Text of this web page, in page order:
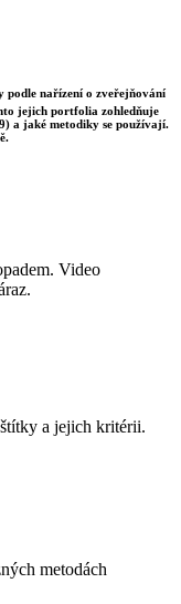
podle nařízení o zveřejňování
jejich portfolia zohledňuje
a jaké metodiky se používají.
Video
a jejich kritérii.
metodách